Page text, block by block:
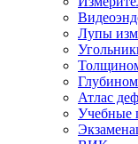
Лупы
Атлас
Учебные